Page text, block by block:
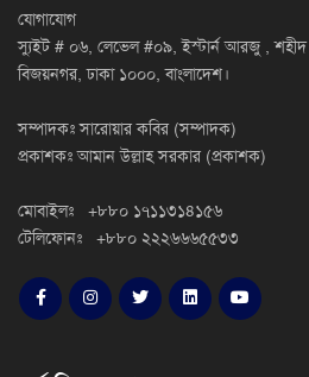
যোগাযোগ
স্যুইট # ০৬, লেভেল #০৯, ইস্টার্ন আরজু ,
বিজয়নগর, ঢাকা ১০০০, বাংলাদেশ।
সম্পাদকঃ সারোয়ার কবির (সম্পাদক)
প্রকাশকঃ আমান উল্লাহ সরকার (প্রকাশক)
মোবাইলঃ +৮৮০ ১৭১১৩১৪১৫৬
টেলিফোনঃ +৮৮০ ২২২৬৬৬৫৫৩৩